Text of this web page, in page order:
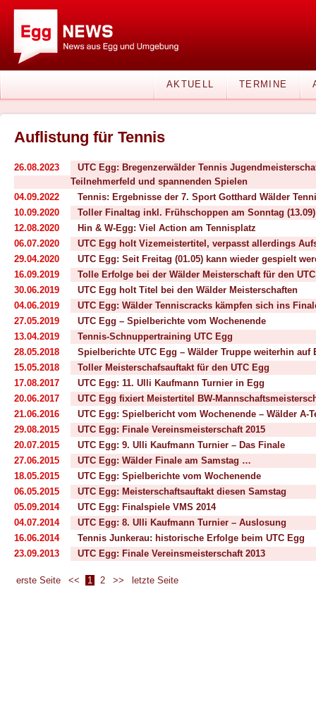
AKTUELL TERMINE
Auflistung für Tennis
26.08.2023
UTC Egg: Bregenzerwälder Tennis
Teilnehmerfeld und spannenden Spielen
04.09.2022
Tennis: Ergebnisse der 7. Sport Gotthard Wälder
10.09.2020
Toller Finaltag inkl. Frühschoppen am Sonntag
12.08.2020
Hin & W-Egg: Viel Action am Tennisplatz
06.07.2020
UTC Egg holt Vizemeistertitel, verpasst allerdings
29.04.2020
UTC Egg: Seit Freitag (01.05) kann wieder gespielt
16.09.2019
Tolle Erfolge bei der Wälder Meisterschaft für den
30.06.2019
UTC Egg holt Titel bei den Wälder Meisterschaften
04.06.2019
UTC Egg: Wälder Tenniscracks kämpfen sich ins
27.05.2019
UTC Egg – Spielberichte vom Wochenende
13.04.2019
Tennis-Schnuppertraining UTC Egg
28.05.2018
Spielberichte UTC Egg – Wälder Truppe weiterhin auf
15.05.2018
Toller Meisterschafsauftakt für den UTC Egg
17.08.2017
UTC Egg: 11. Ulli Kaufmann Turnier in Egg
20.06.2017
UTC Egg fixiert Meistertitel BW-
21.06.2016
UTC Egg: Spielbericht vom Wochenende – Wälder A-
29.08.2015
UTC Egg: Finale Vereinsmeisterschaft 2015
20.07.2015
UTC Egg: 9. Ulli Kaufmann Turnier – Das Finale
27.06.2015
UTC Egg: Wälder Finale am Samstag …
18.05.2015
UTC Egg: Spielberichte vom Wochenende
06.05.2015
UTC Egg: Meisterschaftsauftakt diesen Samstag
05.09.2014
UTC Egg: Finalspiele VMS 2014
04.07.2014
UTC Egg: 8. Ulli Kaufmann Turnier – Auslosung
16.06.2014
Tennis Junkerau: historische Erfolge beim UTC Egg
23.09.2013
UTC Egg: Finale Vereinsmeisterschaft 2013
erste Seite << 1 2 >> letzte Seite